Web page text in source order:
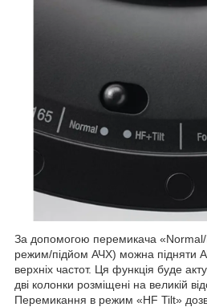
За допомогою перемикача
режим/підйом АЧХ) можна підняти
верхніх частот. Ця функція буде
дві колонки розміщені на великій
Перемикання в режим «HF Tilt»